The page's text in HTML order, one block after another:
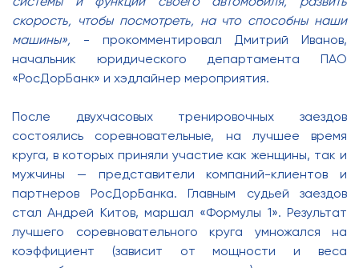
скорость, чтобы посмотреть, на что способны наши
машины», - прокомментировал Дмитрий Иванов,
начальник юридического департамента ПАО
«РосДорБанк» и хэдлайнер мероприятия.
После двухчасовых тренировочных заездов
состоялись соревновательные, на лучшее время
круга, в которых приняли участие как женщины, так и
мужчины — представители компаний-клиентов и
партнеров РосДорБанка. Главным судьей заездов
стал Андрей Китов, маршал «Формулы 1». Результат
лучшего соревновательного круга умножался на
коэффициент (зависит от мощности и веса